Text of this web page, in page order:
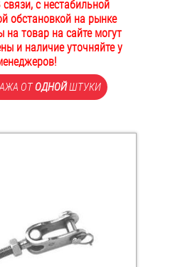
резьбой
с нестабильной
обстановкой на рынке
на товар на сайте могут
и наличие уточняйте у
ОТОДНОЙШТУКИ